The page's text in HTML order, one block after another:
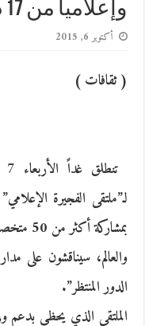
وإعلامياً من 17 دولة
أكتوبر 6, 2015
( ثقافات )
لـ”ملتقى الفجيرة
والعالم، سيناقشون على
الدور المنتظر”.
الملتقى الذي يحظى بدعم